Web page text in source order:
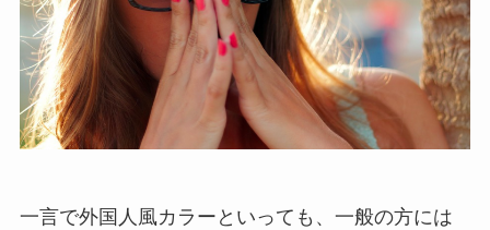
一言で外国人風カラーといっても、一般の方には